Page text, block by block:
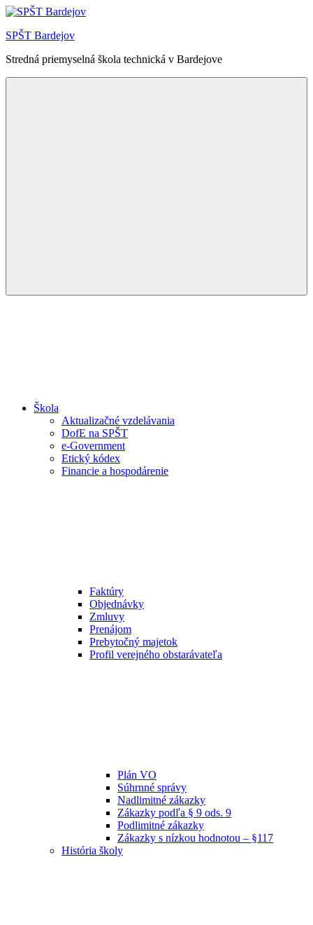
Skip
content
SPŠT Bardejov
Stredná priemyselná škola technická v Bardejove
Škola
Aktualizačné vzdelávania
DofE na SPŠT
e-Government
Etický kódex
Financie a hospodárenie
Faktúry
Objednávky
Zmluvy
Prenájom
Prebytočný majetok
Profil verejného obstarávateľa
Plán VO
Súhrnné správy
Nadlimitné zákazky
Zákazky podľa § 9 ods. 9
Podlimitné zákazky
Zákazky s nízkou hodnotou – §117
História školy